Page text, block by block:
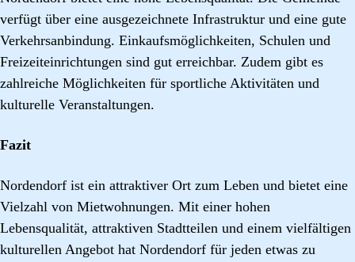
verfügt über eine ausgezeichnete Infrastruktur und eine gute
Verkehrsanbindung. Einkaufsmöglichkeiten, Schulen und
Freizeiteinrichtungen sind gut erreichbar. Zudem gibt es
zahlreiche Möglichkeiten für sportliche Aktivitäten und
kulturelle Veranstaltungen.
Fazit
Nordendorf ist ein attraktiver Ort zum Leben und bietet eine
Vielzahl von Mietwohnungen. Mit einer hohen
Lebensqualität, attraktiven Stadtteilen und einem vielfältigen
kulturellen Angebot hat Nordendorf für jeden etwas zu